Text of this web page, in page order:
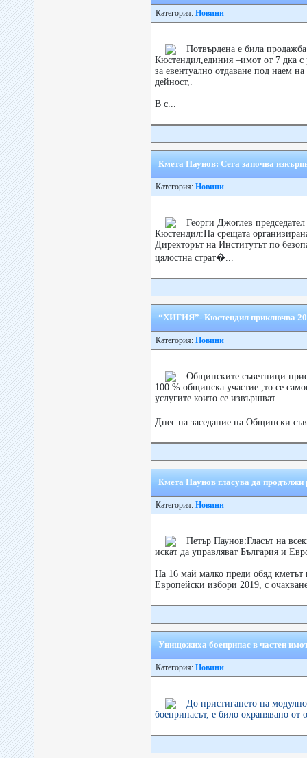
Категория: Новини
Потвърдена е била
Кюстендил,единия –имот от 7 дка
за евентуално отдаване под наем
дейност,.
В с...
Кмета Паунов: Сега започва
Категория: Новини
Георги Джоглев
Кюстендил:На срещата
Директорът на Институтът по
цялостна страт�...
“ХИГИЯ”- Кюстендил приключва
Категория: Новини
Общинските съветници
100 % общинска участие ,то се
услугите които се извършват.
Днес на заседание на Общински
Кмета Паунов гласува да продължи
Категория: Новини
Петър Паунов:Гласът на
искат да управляват България и
На 16 май малко преди обяд
Европейски избори 2019, с
Унищожиха боеприпас в частен
Категория: Новини
До пристигането на
боеприпасът, е било охранявано от